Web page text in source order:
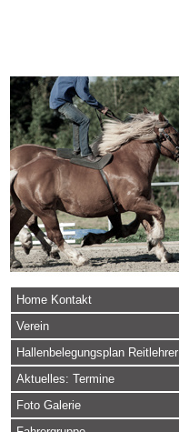
Home Kontakt
Verein
Hallenbelegungsplan Reitlehrer
Aktuelles: Termine
Foto Galerie